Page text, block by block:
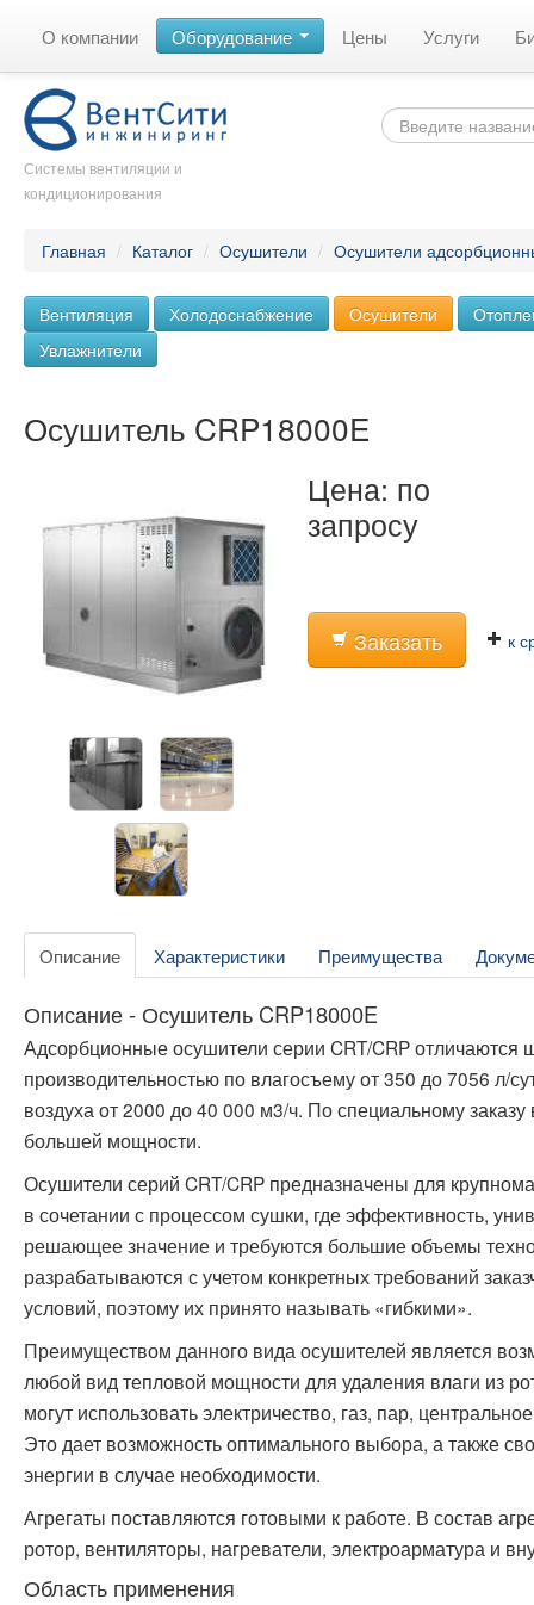
О компании Оборудование Цены Услуги
Системы вентиляции и
кондиционирования
Главная / Каталог / Осушители / Осушители
Вентиляция Холодоснабжение Осушители
Увлажнители
Осушитель CRP18000E
Цена: по
запросу
Заказать к
Описание Характеристики Преимущества
Описание - Осушитель CRP18000E
Адсорбционные осушители серии CRT/CRP
производительностью по влагосъему от 350 до 7056 л/
воздуха от 2000 до 40 000 м3/ч. По специальному
большей мощности.
Осушители серий CRT/CRP предназначены для
в сочетании с процессом сушки, где эффективность,
решающее значение и требуются большие объемы
разрабатываются с учетом конкретных требований
условий, поэтому их принято называть «гибкими».
Преимуществом данного вида осушителей является
любой вид тепловой мощности для удаления влаги из
могут использовать электричество, газ, пар,
Это дает возможность оптимального выбора, а также
энергии в случае необходимости.
Агрегаты поставляются готовыми к работе. В состав
ротор, вентиляторы, нагреватели, электроарматура и
Область применения